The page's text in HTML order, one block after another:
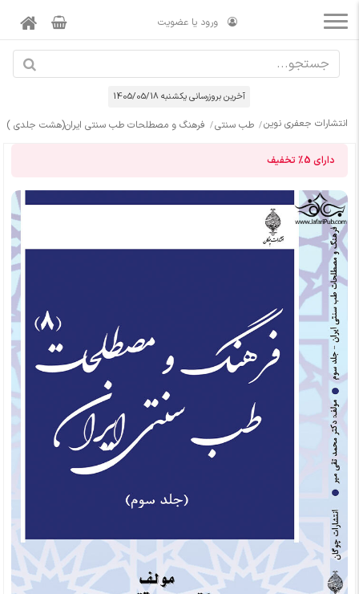
ورود یا عضویت
آخرین بروزرسانی يكشنبه 1405/05/18
انتشارات جعفری نوین طب سنتی فرهنگ و مصطلحات طب سنتی ایران(هشت جلدی )
دارای 5% تخفیف